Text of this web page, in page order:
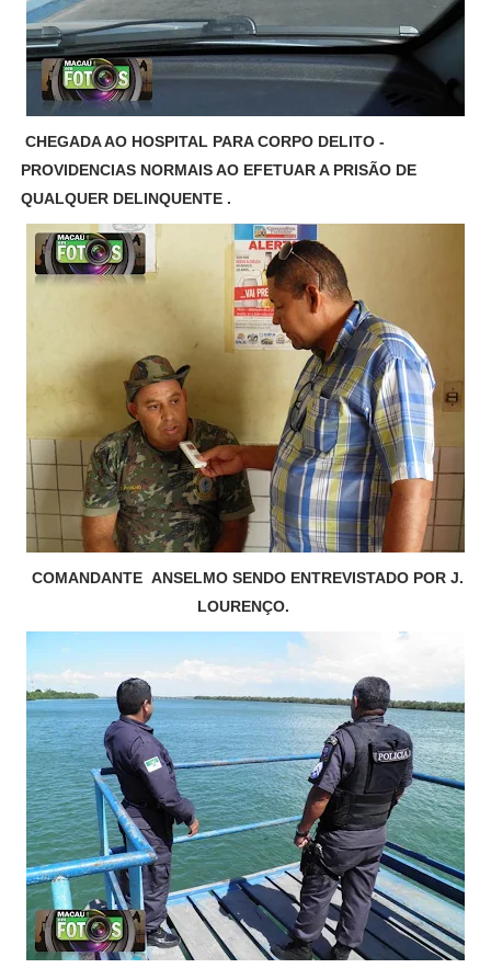
CHEGADA AO HOSPITAL PARA CORPO DELITO -
PROVIDENCIAS NORMAIS AO EFETUAR A PRISÃO DE
QUALQUER DELINQUENTE .
COMANDANTE ANSELMO SENDO ENTREVISTADO POR J.
LOURENÇO.